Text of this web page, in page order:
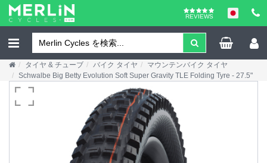
REVIEWS
タイヤ & チューブ バイク タイヤ
マウンテンバイク タイヤ
Schwalbe Big Betty Evolution Soft Super Gravity TLE Folding Tyre - 27.5"